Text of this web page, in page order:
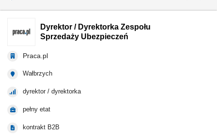
Dyrektor / Dyrektorka Zespołu
Sprzedaży Ubezpieczeń
Praca.pl
Wałbrzych
dyrektor / dyrektorka
pełny etat
kontrakt B2B